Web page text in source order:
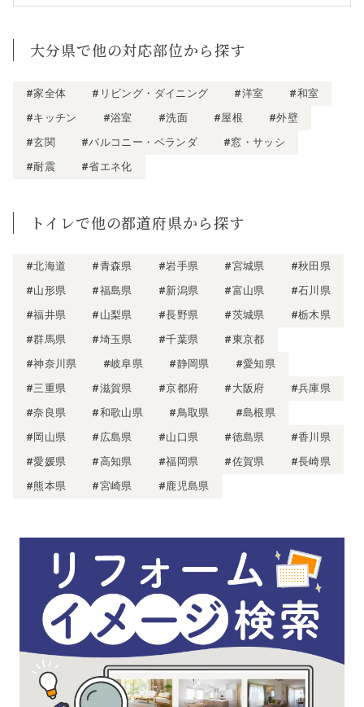
大分県で他の対応部位から探す
#家全体 #リビング・ダイニング #洋室
#和室
#キッチン
#浴室 #洗面 #屋根
#外壁
#玄関
#バルコニー・ベランダ
#窓・サッシ
#耐震
#省エネ化
トイレで他の都道府県から探す
#北海道 #青森県 #岩手県 #宮城県
#秋田県
#山形県
#福島県 #新潟県 #富山県
#石川県
#福井県
#山梨県 #長野県 #茨城県
#栃木県
#群馬県
#埼玉県 #千葉県
#東京都
#神奈川県
#岐阜県 #静岡県
#愛知県
#三重県
#滋賀県 #京都府 #大阪府
#兵庫県
#奈良県
#和歌山県 #鳥取県
#島根県
#岡山県
#広島県 #山口県 #徳島県
#香川県
#愛媛県
#高知県 #福岡県 #佐賀県
#長崎県
#熊本県
#宮崎県 #鹿児島県